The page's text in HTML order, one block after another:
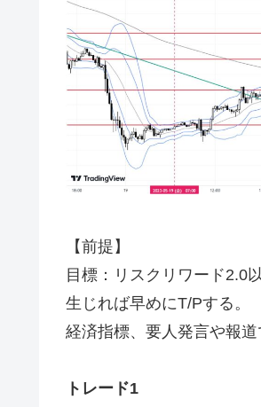
【前提】
目標：リスクリワード2.0
生じれば早めにT/Pする。
経済指標、要人発言や報
トレード1